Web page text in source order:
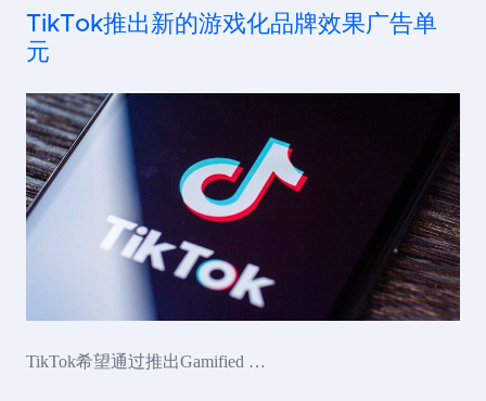
TikTok推出新的游戏化品牌效果广告单
元
TikTok希望通过推出Gamified …